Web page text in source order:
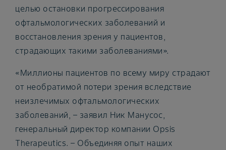
целью остановки прогрессирования
офтальмологических заболеваний и
восстановления зрения у пациентов,
страдающих такими заболеваниями».
«Миллионы пациентов по всему миру страдают
от необратимой потери зрения вследствие
неизлечимых офтальмологических
заболеваний, – заявил Ник Манусос,
генеральный директор компании Opsis
Therapeutics. – Объединяя опыт наших